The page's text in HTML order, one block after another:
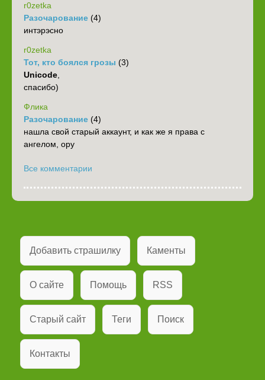
r0zetka
Разочарование (4)
интэрэсно
r0zetka
Тот, кто боялся грозы (3)
Unicode,
спасибо)
Флика
Разочарование (4)
нашла свой старый аккаунт, и как же я права с
ангелом, ору
Все комментарии
Добавить страшилку Каменты
О сайте Помощь RSS
Старый сайт Теги Поиск
Контакты